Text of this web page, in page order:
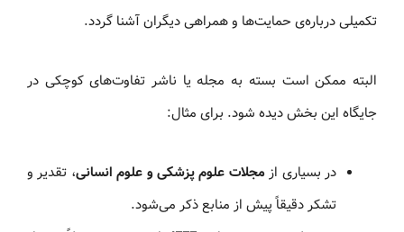
تکمیلی درباره‌ی حمایت‌ها و همراهی دیگران آشنا گردد.
البته ممکن است بسته به مجله یا ناشر تفاوت‌های کوچکی در
جایگاه این بخش دیده شود. برای مثال:
در بسیاری ازمجلات علوم پزشکی و علوم انسانی، تقدیر و
تشکر دقیقاً پیش از منابع ذکر می‌شود.